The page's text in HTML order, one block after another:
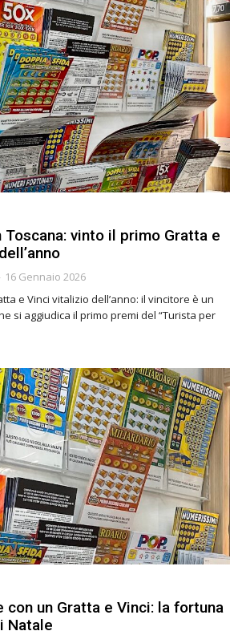
Toscana: vinto il primo Gratta e
16 Gennaio 2026
e Vinci vitalizio dell’anno: il vincitore è un
si aggiudica il primo premi del “Turista per
con un Gratta e Vinci: la fortuna
Natale